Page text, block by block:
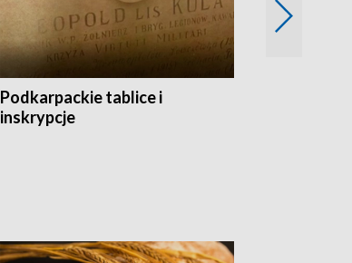
Podkarpackie tablice i
inskrypcje